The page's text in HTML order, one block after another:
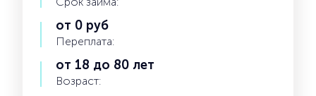
от 0 руб
Переплата:
от 18 до 80 лет
Возраст: